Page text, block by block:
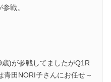
戦。
)が参戦してましたがQ1R
青田NORI子さんにお任せ～